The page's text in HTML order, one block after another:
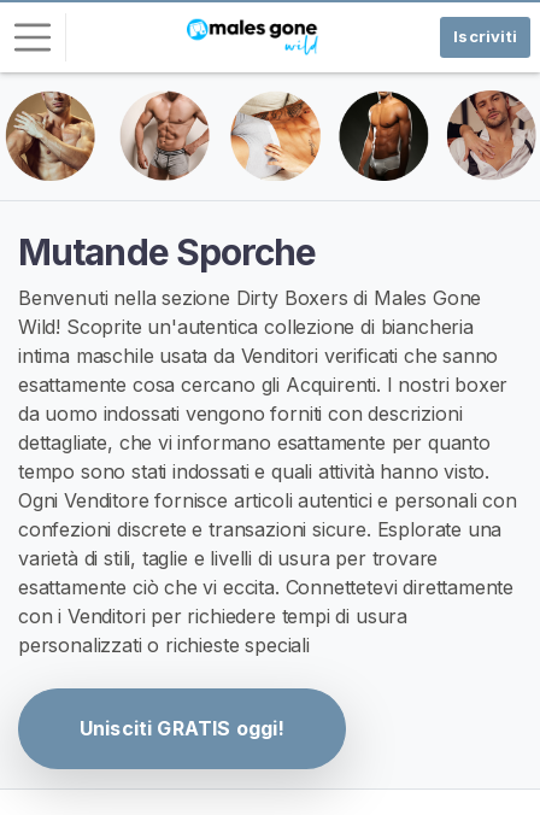
Iscriviti
Mutande Sporche
Benvenuti nella sezione Dirty Boxers di Males Gone
Wild! Scoprite un'autentica collezione di biancheria
intima maschile usata da Venditori verificati che sanno
esattamente cosa cercano gli Acquirenti. I nostri boxer
da uomo indossati vengono forniti con descrizioni
dettagliate, che vi informano esattamente per quanto
tempo sono stati indossati e quali attività hanno visto.
Ogni Venditore fornisce articoli autentici e personali con
confezioni discrete e transazioni sicure. Esplorate una
varietà di stili, taglie e livelli di usura per trovare
esattamente ciò che vi eccita. Connettetevi direttamente
con i Venditori per richiedere tempi di usura
personalizzati o richieste speciali
Unisciti GRATIS oggi!
A
c
c
e
i
I
S
C
R
V
I
T
I
G
R
A
I
S
>
H
o